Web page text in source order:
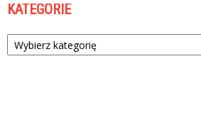
KATEGORIE
Kategorie